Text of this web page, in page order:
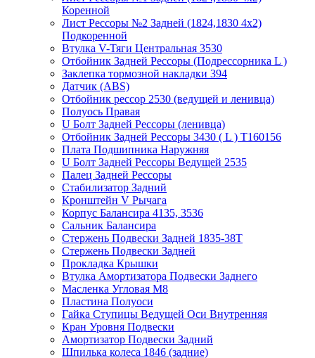
Коренной
Лист Рессоры №2 Задней (1824,1830 4х2)
Подкоренной
Втулка V-Тяги Центральная 3530
Отбойник Задней Рессоры (Подрессорника L )
Заклепка тормозной накладки 394
Датчик (ABS)
Отбойник рессор 2530 (ведущей и ленивца)
Полуось Правая
U Болт Задней Рессоры (ленивца)
Отбойник Задней Рессоры 3430 ( L ) T160156
Плата Подшипника Наружняя
U Болт Задней Рессоры Ведущей 2535
Палец Задней Рессоры
Стабилизатор Задний
Кронштейн V Рычага
Корпус Балансира 4135, 3536
Сальник Балансира
Стержень Подвески Задней 1835-38Т
Стержень Подвески Задней
Прокладка Крышки
Втулка Амортизатора Подвески Заднего
Масленка Угловая M8
Пластина Полуоси
Гайка Ступицы Ведущей Оси Внутренняя
Кран Уровня Подвески
Амортизатор Подвески Задний
Шпилька колеса 1846 (задние)